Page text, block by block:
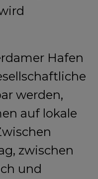
Hafen
werden,
auf lokale
zwischen
und